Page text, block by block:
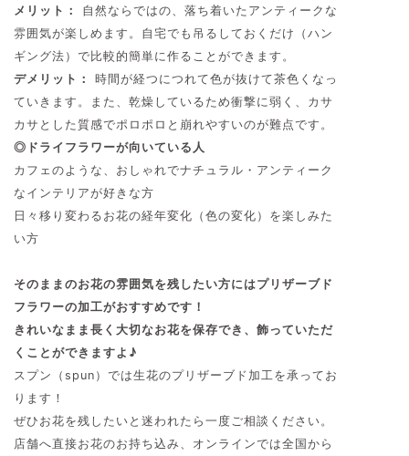
メリット：
自然ならではの、落ち着いたアンティークな
雰囲気が楽しめます。自宅でも吊るしておくだけ（ハン
ギング法）で比較的簡単に作ることができます。
デメリット：
時間が経つにつれて色が抜けて茶色くなっ
ていきます。また、乾燥しているため衝撃に弱く、カサ
カサとした質感でポロポロと崩れやすいのが難点です。
◎ドライフラワーが向いている人
カフェのような、おしゃれでナチュラル・アンティーク
なインテリアが好きな方
日々移り変わるお花の経年変化（色の変化）を楽しみた
い方
そのままのお花の雰囲気を残したい方にはプリザーブド
フラワーの加工がおすすめです！
きれいなまま長く大切なお花を保存でき、飾っていただ
くことができますよ♪
スプン（spun）では生花のプリザーブド加工を承ってお
ります！
ぜひお花を残したいと迷われたら一度ご相談ください。
店舗へ直接お花のお持ち込み、オンラインでは全国から